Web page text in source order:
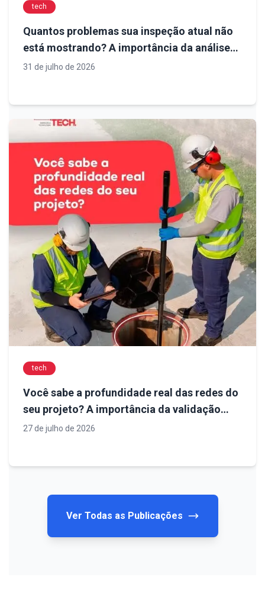
tech
Quantos problemas sua inspeção atual não
está mostrando? A importância da análise
técnica para decisões mais seguras em
31 de julho de 2026
tech
Você sabe a profundidade real das redes do
seu projeto? A importância da validação
antes da execução
27 de julho de 2026
Ver Todas as Publicações